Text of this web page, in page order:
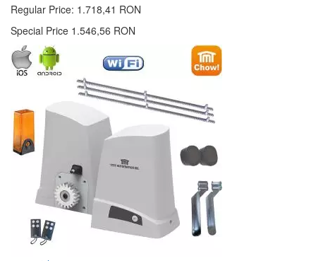
Regular Price: 1.718,41 RON
Special Price 1.546,56 RON